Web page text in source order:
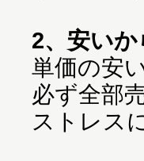
2、安い
単価の安
必ず全部
ストレス